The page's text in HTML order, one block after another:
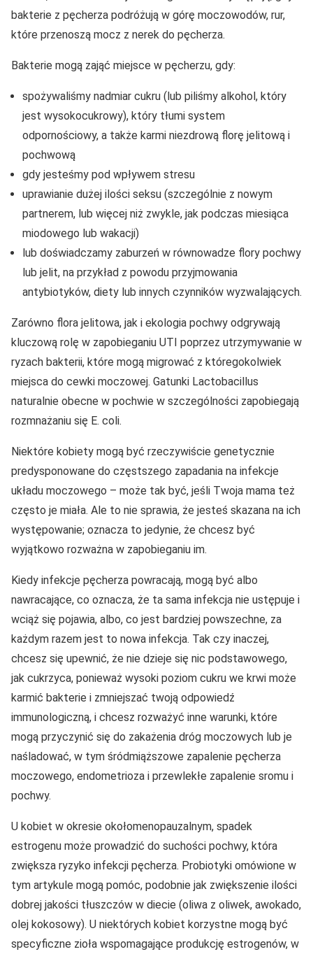
bakterie z pęcherza podróżują w górę moczowodów, rur,
które przenoszą mocz z nerek do pęcherza.
Bakterie mogą zająć miejsce w pęcherzu, gdy:
spożywaliśmy nadmiar cukru (lub piliśmy alkohol, który
jest wysokocukrowy), który tłumi system
odpornościowy, a także karmi niezdrową florę jelitową i
pochwową
gdy jesteśmy pod wpływem stresu
uprawianie dużej ilości seksu (szczególnie z nowym
partnerem, lub więcej niż zwykle, jak podczas miesiąca
miodowego lub wakacji)
lub doświadczamy zaburzeń w równowadze flory pochwy
lub jelit, na przykład z powodu przyjmowania
antybiotyków, diety lub innych czynników wyzwalających.
Zarówno flora jelitowa, jak i ekologia pochwy odgrywają
kluczową rolę w zapobieganiu UTI poprzez utrzymywanie w
ryzach bakterii, które mogą migrować z któregokolwiek
miejsca do cewki moczowej. Gatunki Lactobacillus
naturalnie obecne w pochwie w szczególności zapobiegają
rozmnażaniu się E. coli.
Niektóre kobiety mogą być rzeczywiście genetycznie
predysponowane do częstszego zapadania na infekcje
układu moczowego – może tak być, jeśli Twoja mama też
często je miała. Ale to nie sprawia, że jesteś skazana na ich
występowanie; oznacza to jedynie, że chcesz być
wyjątkowo rozważna w zapobieganiu im.
Kiedy infekcje pęcherza powracają, mogą być albo
nawracające, co oznacza, że ta sama infekcja nie ustępuje i
wciąż się pojawia, albo, co jest bardziej powszechne, za
każdym razem jest to nowa infekcja. Tak czy inaczej,
chcesz się upewnić, że nie dzieje się nic podstawowego,
jak cukrzyca, ponieważ wysoki poziom cukru we krwi może
karmić bakterie i zmniejszać twoją odpowiedź
immunologiczną, i chcesz rozważyć inne warunki, które
mogą przyczynić się do zakażenia dróg moczowych lub je
naśladować, w tym śródmiąższowe zapalenie pęcherza
moczowego, endometrioza i przewlekłe zapalenie sromu i
pochwy.
U kobiet w okresie okołomenopauzalnym, spadek
estrogenu może prowadzić do suchości pochwy, która
zwiększa ryzyko infekcji pęcherza. Probiotyki omówione w
tym artykule mogą pomóc, podobnie jak zwiększenie ilości
dobrej jakości tłuszczów w diecie (oliwa z oliwek, awokado,
olej kokosowy). U niektórych kobiet korzystne mogą być
specyficzne zioła wspomagające produkcję estrogenów, w